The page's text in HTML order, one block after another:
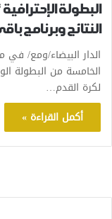
النتائج وبرنامج
الدار البيضاء/ومع/ في
الخامسة من البطولة
لكرة القدم…
أكمل القراءة »